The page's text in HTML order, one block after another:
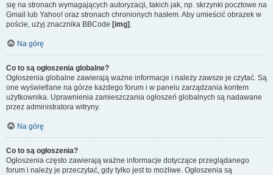
się na stronach wymagających autoryzacji, takich jak, np. skrzynki pocztowe na
Gmail lub Yahoo! oraz stronach chronionych hasłem. Aby umieścić obrazek w
poście, użyj znacznika BBCode [img] .
Na górę
Co to są ogłoszenia globalne?
Ogłoszenia globalne zawierają ważne informacje i należy zawsze je czytać. Są
one wyświetlane na górze każdego forum i w panelu zarządzania kontem
użytkownika. Uprawnienia zamieszczania ogłoszeń globalnych są nadawane
przez administratora witryny.
Na górę
Co to są ogłoszenia?
Ogłoszenia często zawierają ważne informacje dotyczące przeglądanego
forum i należy je przeczytać, gdy tylko jest to możliwe. Ogłoszenia są